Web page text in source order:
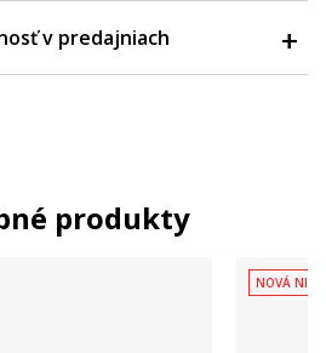
v predajniach
produkty
NOVÁ